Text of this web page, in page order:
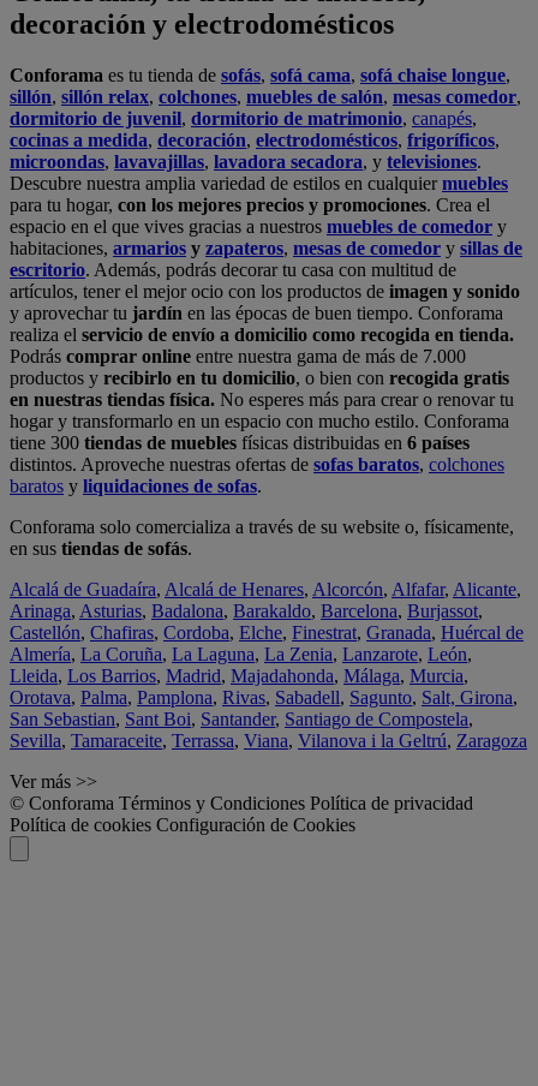
Podráscomprar onlineentre nuestra gama de más de 7.000
recibirlo en tu domicilio
No esperes más para crear o renovar tu
hogar y transformarlo en un espacio con mucho estilo. Conforama
tiene 300tiendas de mueblesfísicas distribuidas en6 países
distintos. Aproveche nuestras ofertas desofas baratos,colchones
baratosyliquidaciones de sofas.
Conforama solo comercializa a través de su website o, físicamente,
en sus tiendas de sofás.
Alcalá de Guadaíra,Alcalá de Henares,Alcorcón,Alfafar ,Alicante,
Arinaga,Asturias,Badalona,Barakaldo,Barcelona,Burjassot
Castellón ,Chafiras,Cordoba,Elche ,Finestrat, Granada,Huércal de
Almería,La Coruña,La Laguna,La Zenia,Lanzarote ,León,
Lleida,Los Barrios,Madrid, Majadahonda,Málaga,Murcia,
Orotava,Palma, Pamplona,Rivas,Sabadell ,Sagunto, Salt, Girona
San Sebastian,Sant Boi, Santander,Santiago de Compostela,
Sevilla,Tamaraceite,Terrassa, Viana,Vilanova i la Geltrú,Zaragoza
Ver más >>
© Conforama Términos y Condiciones Política de privacidad
Política de cookies Configuración de Cookies